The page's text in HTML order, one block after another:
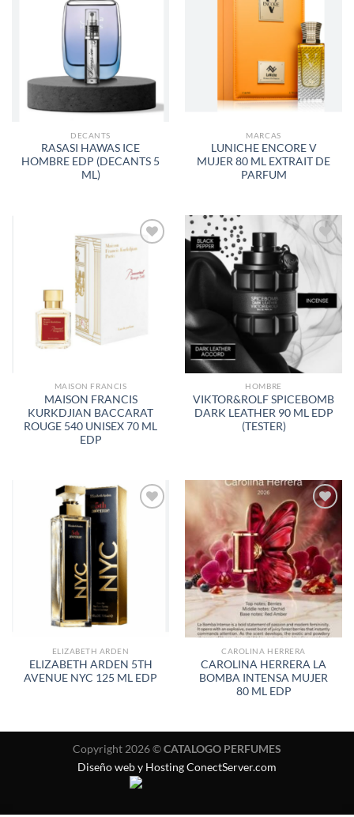
AÑADIR
LISTA
DESEOS
DECANTS
RASASI HAWAS ICE
HOMBRE EDP (DECANTS 5
ML)
AÑADIR
A LA
LISTA
DE
DESEOS
MARCAS
LUNICHE ENCORE V
MUJER 80 ML EXTRAIT DE
PARFUM
A LA
MAISON FRANCIS
MAISON FRANCIS
KURKDJIAN BACCARAT
ROUGE 540 UNISEX 70 ML
EDP
AÑADIR
A LA
LISTA
DE
DESEOS
HOMBRE
VIKTOR&ROLF SPICEBOMB
DARK LEATHER 90 ML EDP
(TESTER)
AÑADIR
DESEOS
ELIZABETH ARDEN
ELIZABETH ARDEN 5TH
AVENUE NYC 125 ML EDP
AÑADIR
A LA
LISTA
DE
DESEOS
CAROLINA HERRERA
CAROLINA HERRERA LA
BOMBA INTENSA MUJER
80 ML EDP
Copyright 2026 ©CATALOGO PERFUMES
Diseño web y Hosting ConectServer.com